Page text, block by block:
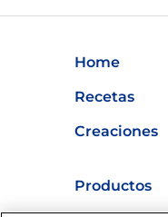
Home
Recetas
Creaciones
Productos